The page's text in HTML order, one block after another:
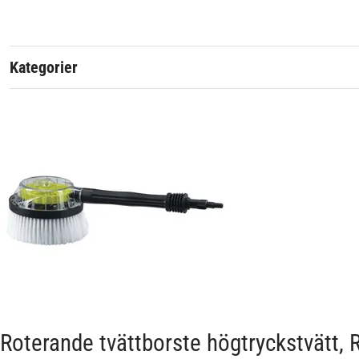
Kategorier
Roterande tvättborste högtryckstvätt,